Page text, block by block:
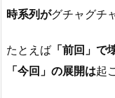
時系列がグチャグチ
たとえば 「前回」
「今回」の展開は起